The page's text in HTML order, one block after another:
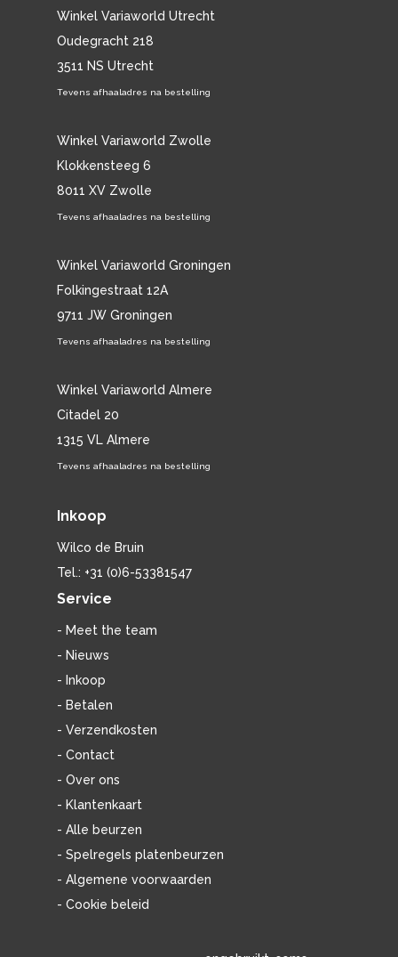
Winkel Variaworld Utrecht
Oudegracht 218
3511 NS Utrecht
Tevens afhaaladres na bestelling
Winkel Variaworld Zwolle
Klokkensteeg 6
8011 XV Zwolle
Tevens afhaaladres na bestelling
Winkel Variaworld Groningen
Folkingestraat 12A
9711 JW Groningen
Tevens afhaaladres na bestelling
Winkel Variaworld Almere
Citadel 20
1315 VL Almere
Tevens afhaaladres na bestelling
Inkoop
Wilco de Bruin
Tel.: +31 (0)6-53381547
Service
- Meet the team
- Nieuws
- Inkoop
- Betalen
- Verzendkosten
- Contact
- Over ons
- Klantenkaart
- Alle beurzen
- Spelregels platenbeurzen
- Algemene voorwaarden
- Cookie beleid